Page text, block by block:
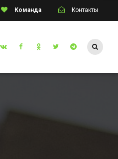
Команда Контакты
болотом родной